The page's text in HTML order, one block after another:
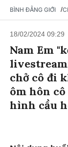
BÌNH ĐẲNG GIỚI /
18/02/2024 09:29
Nam Em
chở cô đi
ôm hôn
hình cầu